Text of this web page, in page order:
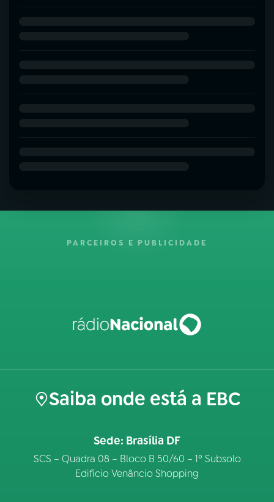
PARCEIROS E PUBLICIDADE
Saiba onde está a EBC
Sede: Brasília DF
SCS – Quadra 08 – Bloco B 50/60 – 1º Subsolo
Edifício Venâncio Shopping